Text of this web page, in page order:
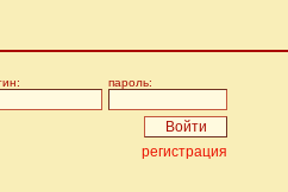
пароль:
регистрация